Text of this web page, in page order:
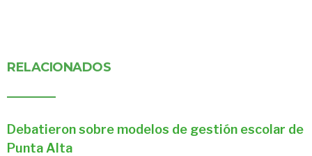
RELACIONADOS
Debatieron sobre modelos de gestión escolar de
Punta Alta